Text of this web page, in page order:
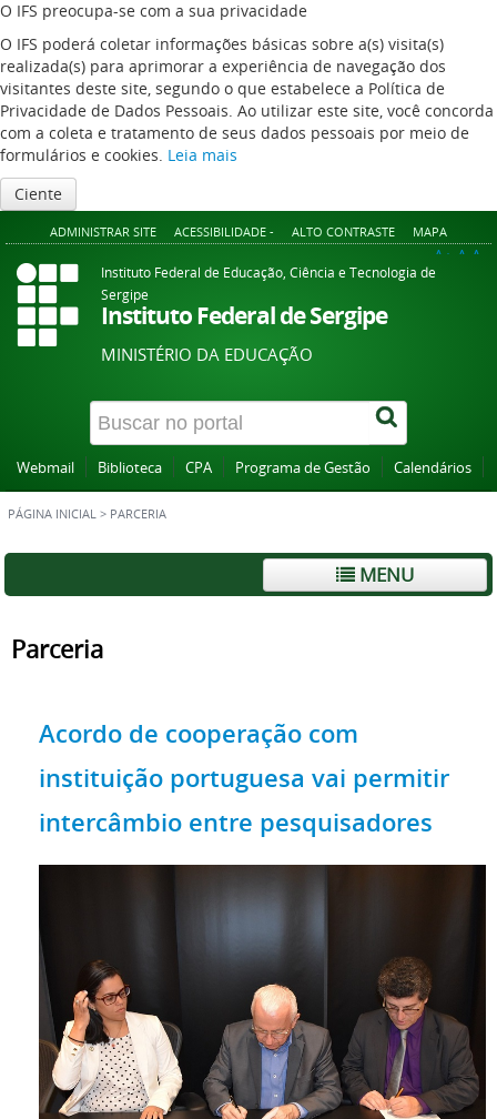
O IFS preocupa-se com a sua privacidade
O IFS poderá coletar informações básicas sobre a(s) visita(s)
realizada(s) para aprimorar a experiência de navegação dos
visitantes deste site, segundo o que estabelece a Política de
Privacidade de Dados Pessoais. Ao utilizar este site, você concorda
com a coleta e tratamento de seus dados pessoais por meio de
formulários e cookies. Leia mais
Ciente
ADMINISTRAR SITE ACESSIBILIDADE - ALTO CONTRASTE MAPA
A+ A A-
Instituto Federal de Educação, Ciência e Tecnologia de
Sergipe
Instituto Federal de Sergipe
MINISTÉRIO DA EDUCAÇÃO
Webmail Biblioteca CPA Programa de Gestão Calendários
PÁGINA INICIAL > PARCERIA
MENU
Parceria
Acordo de cooperação com
instituição portuguesa vai permitir
intercâmbio entre pesquisadores